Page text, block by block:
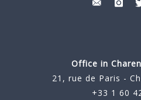
Office in
21, rue de Paris -
+33 1 60